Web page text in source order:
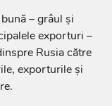
– grâul și
exporturi –
Rusia către
exporturile și